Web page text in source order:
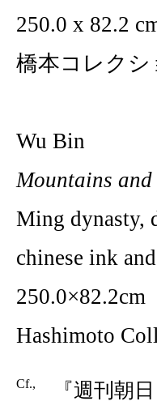
250.0 x 82.2
橋本コレクシ
Wu Bin
Mountains
Ming dynasty,
chinese ink
250.0×82.2cm
Hashimoto
Cf.,
『週刊朝